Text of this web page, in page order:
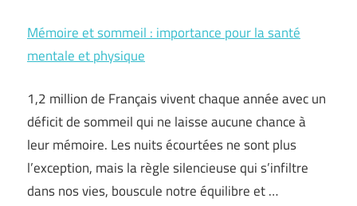
Mémoire et sommeil : importance pour la santé
mentale et physique
1,2 million de Français vivent chaque année avec un
déficit de sommeil qui ne laisse aucune chance à
leur mémoire. Les nuits écourtées ne sont plus
l’exception, mais la règle silencieuse qui s’infiltre
dans nos vies, bouscule notre équilibre et …